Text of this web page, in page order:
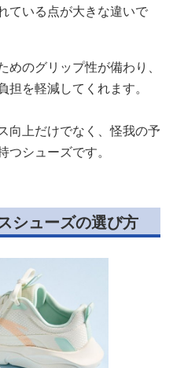
ている点が大きな違いで
のグリップ性が備わり、
を軽減してくれます。
向上だけでなく、怪我の予
シューズです。
シューズの選び方